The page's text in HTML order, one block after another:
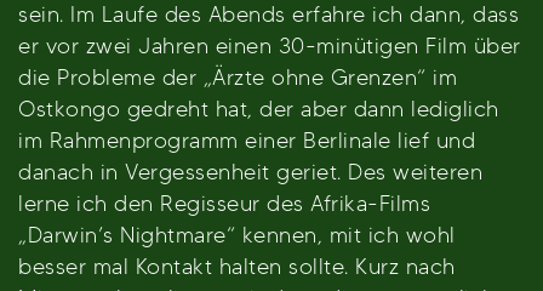
sein. Im Laufe des Abends erfahre ich dann, dass
er vor zwei Jahren einen 30-minütigen Film über
die Probleme der „Ärzte ohne Grenzen“ im
Ostkongo gedreht hat, der aber dann lediglich
im Rahmenprogramm einer Berlinale lief und
danach in Vergessenheit geriet. Des weiteren
lerne ich den Regisseur des Afrika-Films
„Darwin’s Nightmare“ kennen, mit ich wohl
besser mal Kontakt halten sollte. Kurz nach